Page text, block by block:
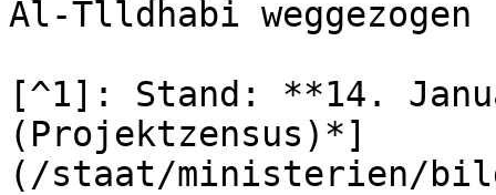
Al-Tlldhabi weggezogen
[^1]: Stand: **14.
(Projektzensus)*]
(/staat/ministerien/